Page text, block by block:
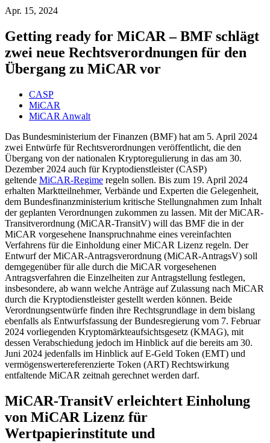
Apr. 15, 2024
Getting ready for MiCAR – BMF schlägt
zwei neue Rechtsverordnungen für den
Übergang zu MiCAR vor
CASP
MiCAR
MiCAR Anwalt
Das Bundesministerium der Finanzen (BMF) hat am 5. April 2024
zwei Entwürfe für Rechtsverordnungen veröffentlicht, die den
Übergang von der nationalen Kryptoregulierung in das am 30.
Dezember 2024 auch für Kryptodienstleister (CASP)
geltende MiCAR-Regime regeln sollen. Bis zum 19. April 2024
erhalten Marktteilnehmer, Verbände und Experten die Gelegenheit,
dem Bundesfinanzministerium kritische Stellungnahmen zum Inhalt
der geplanten Verordnungen zukommen zu lassen. Mit der MiCAR-
Transitverordnung (MiCAR-TransitV) will das BMF die in der
MiCAR vorgesehene Inanspruchnahme eines vereinfachten
Verfahrens für die Einholdung einer MiCAR Lizenz regeln. Der
Entwurf der MiCAR-Antragsverordnung (MiCAR-AntragsV) soll
demgegenüber für alle durch die MiCAR vorgesehenen
Antragsverfahren die Einzelheiten zur Antragstellung festlegen,
insbesondere, ab wann welche Anträge auf Zulassung nach MiCAR
durch die Kryptodienstleister gestellt werden können. Beide
Verordnungsentwürfe finden ihre Rechtsgrundlage in dem bislang
ebenfalls als Entwurfsfassung der Bundesregierung vom 7. Februar
2024 vorliegenden Kryptomärkteaufsichtsgesetz (KMAG), mit
dessen Verabschiedung jedoch im Hinblick auf die bereits am 30.
Juni 2024 jedenfalls im Hinblick auf E-Geld Token (EMT) und
vermögenswertereferenzierte Token (ART) Rechtswirkung
entfaltende MiCAR zeitnah gerechnet werden darf.
MiCAR-TransitV erleichtert Einholung
von MiCAR Lizenz für
Wertpapierinstitute und